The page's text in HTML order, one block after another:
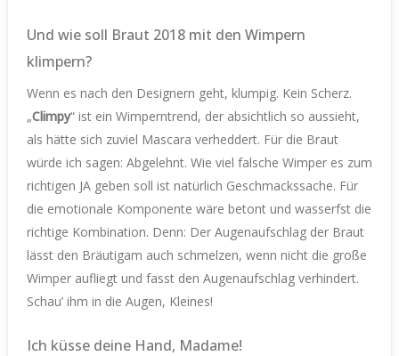
Und wie soll Braut 2018 mit den Wimpern
klimpern?
Wenn es nach den Designern geht, klumpig. Kein Scherz.
„Climpy“ ist ein Wimperntrend, der absichtlich so aussieht,
als hätte sich zuviel Mascara verheddert. Für die Braut
würde ich sagen: Abgelehnt. Wie viel falsche Wimper es zum
richtigen JA geben soll ist natürlich Geschmackssache. Für
die emotionale Komponente wäre betont und wasserfst die
richtige Kombination. Denn: Der Augenaufschlag der Braut
lässt den Bräutigam auch schmelzen, wenn nicht die große
Wimper aufliegt und fasst den Augenaufschlag verhindert.
Schau’ ihm in die Augen, Kleines!
Ich küsse deine Hand, Madame!